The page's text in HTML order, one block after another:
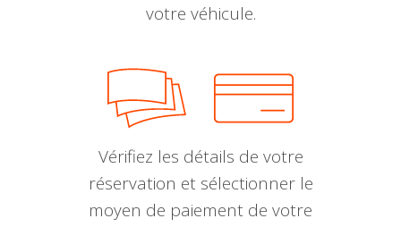
votre véhicule.
Vérifiez les détails de votre
réservation et sélectionner le
moyen de paiement de votre